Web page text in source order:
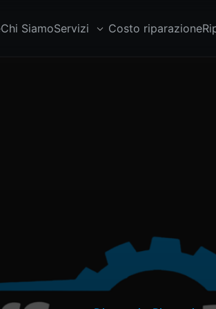
Chi SiamoServizi Costo riparazione